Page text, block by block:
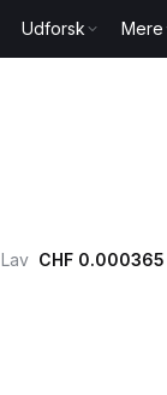
Udforsk Mere
Lav CHF 0.000365